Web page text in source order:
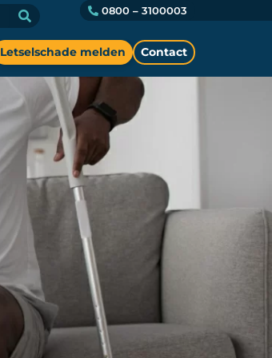
0800 – 3100003
Letselschade melden Contact